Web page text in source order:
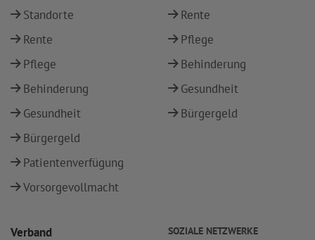
Standorte
Rente
Pflege
Behinderung
Gesundheit
Bürgergeld
Patientenverfügung
Vorsorgevollmacht
Rente
Pflege
Behinderung
Gesundheit
Bürgergeld
Verband SOZIALE NETZWERKE